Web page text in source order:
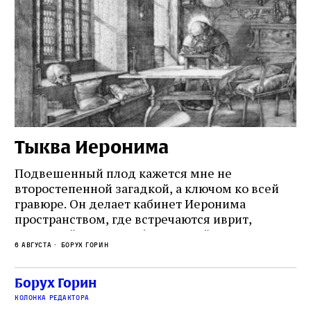
Тыква Иеронима
Подвешенный плод кажется мне не
второстепенной загадкой, а ключом ко всей
гравюре. Он делает кабинет Иеронима
пространством, где встречаются иврит,
греческий и латынь; буквальный смысл и
церковная традиция; филологическая
точность и понятность; переводчик,
убеждённый в необходимости исправления, и
читатель, воспринимающий исправление как
6 августа Борух Горин
Борух Горин
колонка редактора